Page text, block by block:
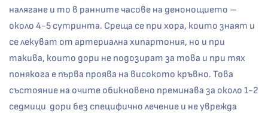
налягане и то в ранните часове на денонощието –
около 4-5 сутринта. Среща се при хора, които знаят и
се лекуват от артериална хипартония, но и при
такива, които дори не подозират за това и при тях
понякога е първа проява на високото кръвно. Това
състояние на очите обикновено преминава за около 1-2
седмици дори без специфично лечение и не уврежда